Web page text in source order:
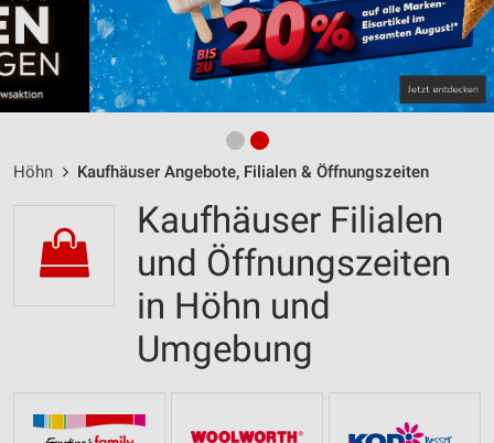
Höhn Kaufhäuser Angebote, Filialen & Öffnungszeiten
Kaufhäuser Filialen
und Öffnungszeiten
in Höhn und
Umgebung